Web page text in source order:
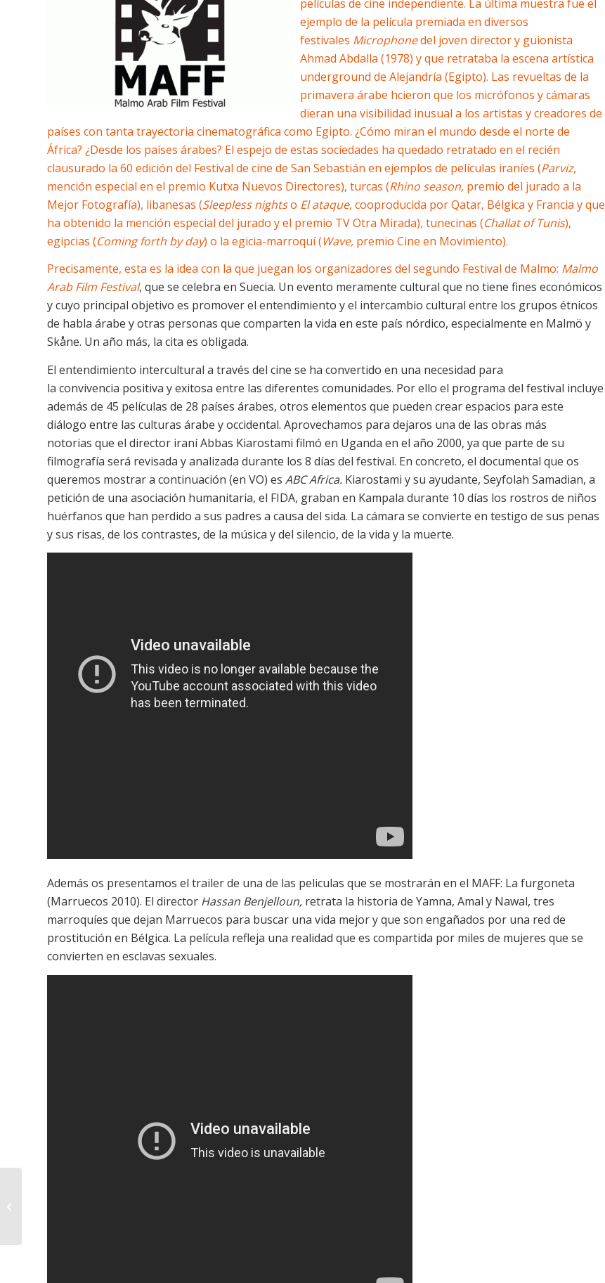
películas de cine independiente. La última muestra fue el
ejemplo de la película premiada en diversos
festivales Microphonedel joven director y guionista
Ahmad Abdalla (1978) y que retrataba la escena artística
underground de Alejandría (Egipto). Las revueltas de la
primavera árabe hcieron que los micrófonos y cámaras
dieran una visibilidad inusual a los artistas y creadores de
países con tanta trayectoria cinematográfica como Egipto. ¿Cómo miran el mundo desde el norte de
África? ¿Desde los países árabes? El espejo de estas sociedades ha quedado retratado en el recién
clausurado la 60 edición del Festival de cine de San Sebastián en ejemplos de películas iraníes (Parviz,
mención especial en el premio Kutxa Nuevos Directores), turcas (Rhino season, premio del jurado a la
Mejor Fotografía), libanesas (Sleepless nightso El ataque, cooproducida por Qatar, Bélgica y Francia y que
ha obtenido la mención especial del jurado y el premio TV Otra Mirada), tunecinas (Challat of Tunis),
egipcias (Coming forth by day) o la egicia-marroquí (Wave, premio Cine en Movimiento).
Precisamente, esta es la idea con la que juegan los organizadores del segundo Festival de Malmo: Malmo
Arab Film Festival, que se celebra en Suecia. Un evento meramente cultural que no tiene fines económicos
y cuyo principal objetivo es promover el entendimiento y el intercambio cultural entre los grupos étnicos
de habla árabe y otras personas que comparten la vida en este país nórdico, especialmente en Malmö y
Skåne. Un año más, la cita es obligada.
El entendimiento intercultural a través del cine se ha convertido en una necesidad para
la convivencia positiva y exitosa entre las diferentes comunidades. Por ello el programa del festival incluye
además de 45 películas de 28 países árabes, otros elementos que pueden crear espacios para este
diálogo entre las culturas árabe y occidental. Aprovechamos para dejaros una de las obras más
notorias que el director iraní Abbas Kiarostami filmó en Uganda en el año 2000, ya que parte de su
filmografía será revisada y analizada durante los 8 días del festival. En concreto, el documental que os
queremos mostrar a continuación (en VO) es ABC Africa. Kiarostami y su ayudante, Seyfolah Samadian, a
petición de una asociación humanitaria, el FIDA, graban en Kampala durante 10 días los rostros de niños
huérfanos que han perdido a sus padres a causa del sida. La cámara se convierte en testigo de sus penas
y sus risas, de los contrastes, de la música y del silencio, de la vida y la muerte.
Además os presentamos el trailer de una de las peliculas que se mostrarán en el MAFF: La furgoneta
(Marruecos 2010). El director Hassan Benjelloun, retrata la historia de Yamna, Amal y Nawal, tres
marroquíes que dejan Marruecos para buscar una vida mejor y que son engañados por una red de
prostitución en Bélgica. La película refleja una realidad que es compartida por miles de mujeres que se
convierten en esclavas sexuales.